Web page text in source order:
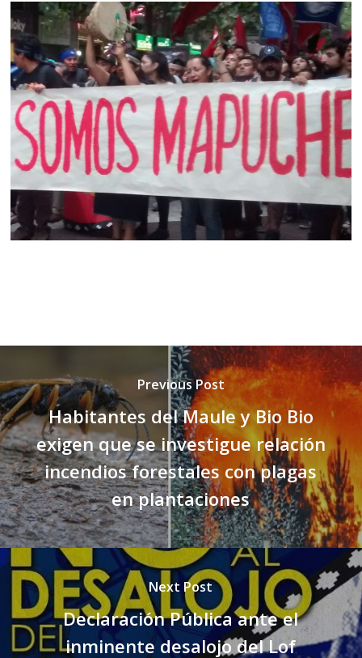
Previous Post
Habitantes del Maule y Bio Bio
exigen que se investigue relación
incendios forestales con plagas
en plantaciones
Next Post
Declaración Pública ante el
inminente desalojo del Lof